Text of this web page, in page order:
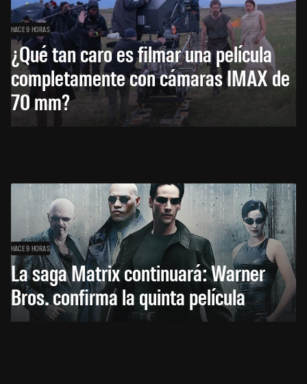
HACE 9 HORAS
¿Qué tan caro es filmar una película
completamente con cámaras IMAX de
70 mm?
HACE 9 HORAS
La saga Matrix continuará: Warner
Bros. confirma la quinta película